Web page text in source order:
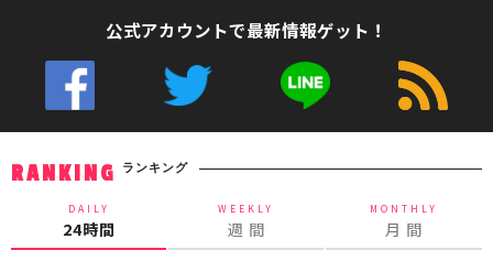
公式アカウントで最新情報ゲット！
RANKING ランキング
DAILY
24時間
WEEKLY
週 間
MONTHLY
月 間